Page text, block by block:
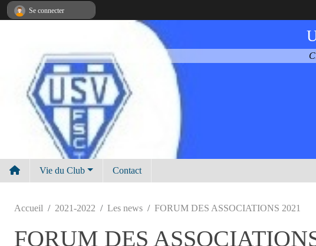
Vie du Club Contact
Accueil 2021-2022 Les news FORUM DES ASSOCIATIONS 2021
FORUM DES
Se connecter
Panneau de gestion des cookies